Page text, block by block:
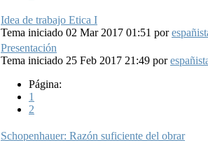
Idea de trabajo Etica I
Tema iniciado 02 Mar 2017 01:51 por
Presentación
Tema iniciado 25 Feb 2017 21:49 por
Página:
1
2
Schopenhauer: Razón suficiente del obrar